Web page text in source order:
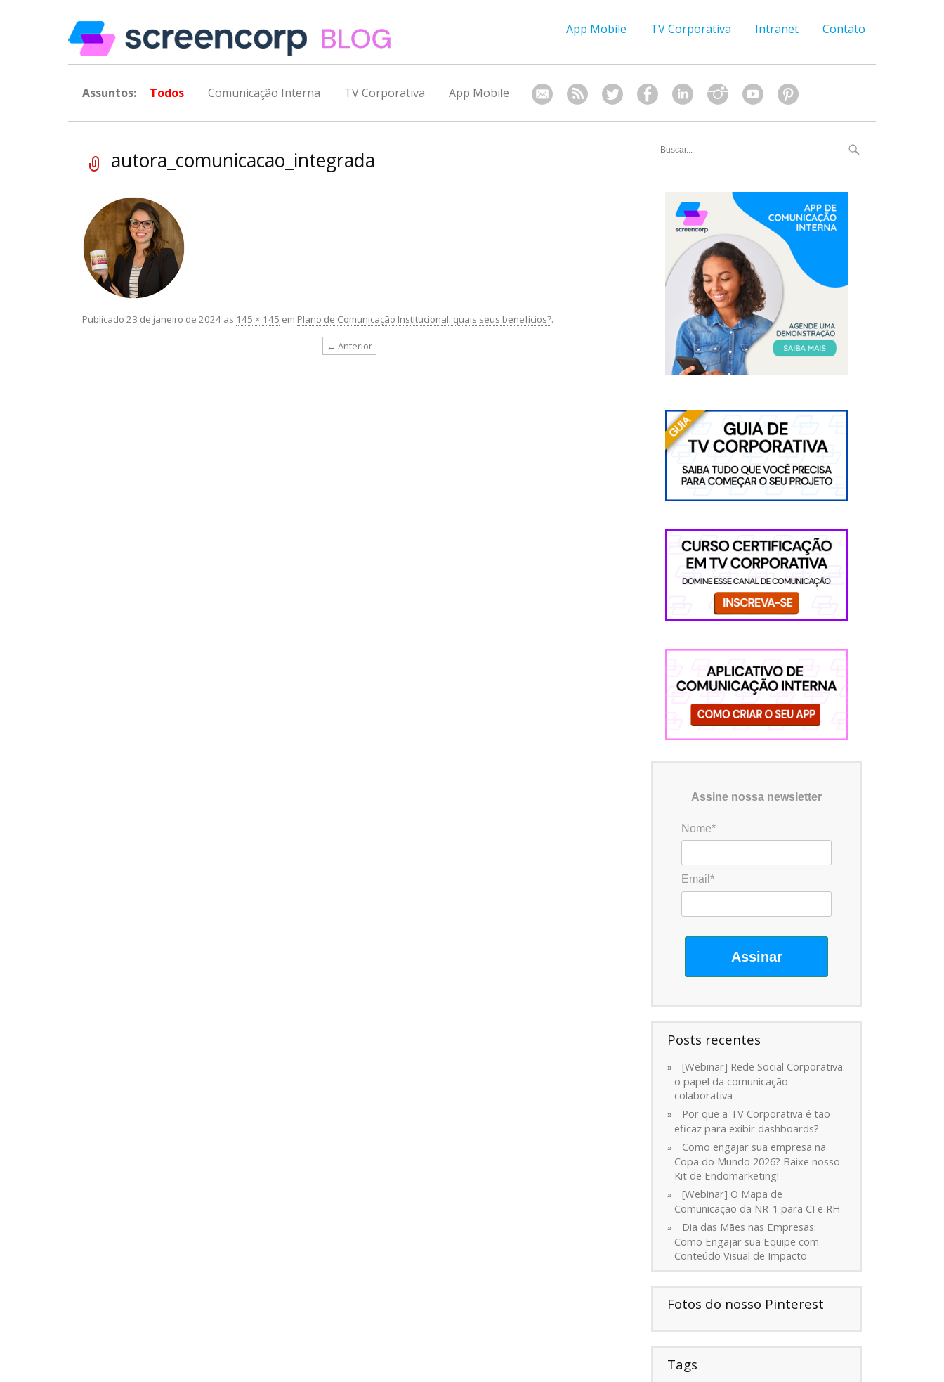
App Mobile TV Corporativa Intranet Contato
Assuntos: Todos Comunicação Interna TV Corporativa App Mobile
autora_comunicacao_integrada
Publicado 23 de janeiro de 2024 as 145 × 145 em Plano de Comunicação Institucional: quais seus benefícios?.
← Anterior
Assine nossa newsletter
Nome*
Email*
Assinar
Posts recentes
[Webinar] Rede Social Corporativa:
o papel da comunicação
colaborativa
Por que a TV Corporativa é tão
eficaz para exibir dashboards?
Como engajar sua empresa na
Copa do Mundo 2026? Baixe nosso
Kit de Endomarketing!
[Webinar] O Mapa de
Comunicação da NR-1 para CI e RH
Dia das Mães nas Empresas:
Como Engajar sua Equipe com
Conteúdo Visual de Impacto
Fotos do nosso Pinterest
Tags